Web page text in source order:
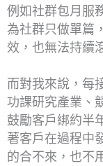
例如社群包月服
為社群只做單篇
效，也無法持續
而對我來說，每
功課研究產業、
鼓勵客戶綁約半
著客戶在過程中
的合不來，也不